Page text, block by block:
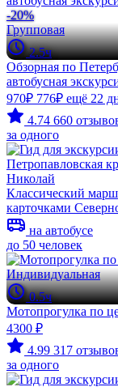
-20%
Групповая
2.5ч
Обзорная по
автобусная
970₽ 776₽ ещё 22
4.74 660
за одного
Николай
Классический
карточками
на автобусе
до 50 человек
Индивидуальная
0.5ч
Мотопрогулка по
4300 ₽
4.99 317
за одного